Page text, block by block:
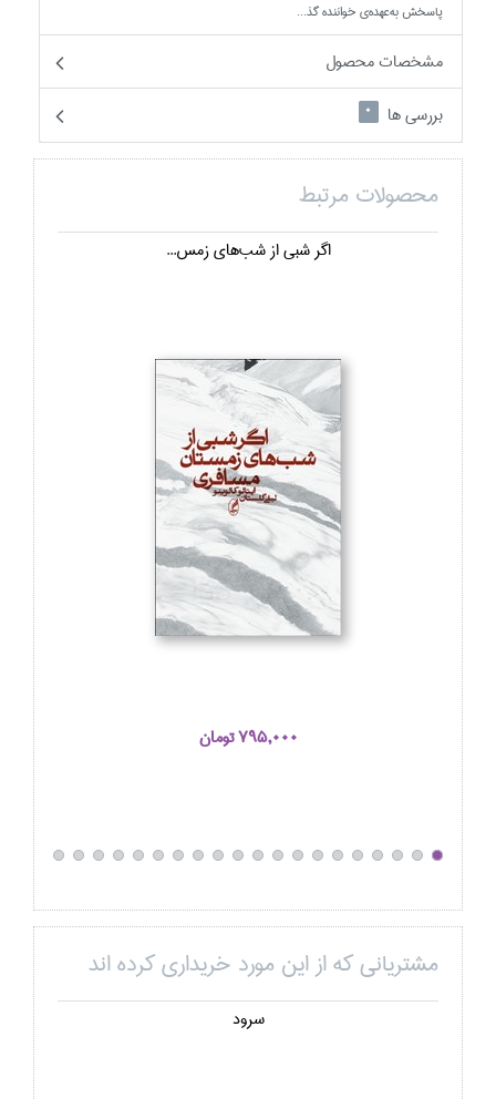
پاسخش به‌عهده‌ي خواننده گذ...
مشخصات محصول
بررسی ها
0
محصولات مرتبط
اگر شبي از شب‌هاي زمس...
795,000 تومان
مشتریانی که از این مورد خریداری کرده اند
سرود